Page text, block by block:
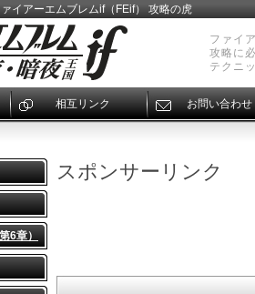
イアーエムブレムif（FEif） 攻略の虎
ファイ
攻略に
テクニ
6章）
スポンサーリンク
相互リンク お問い合わせ